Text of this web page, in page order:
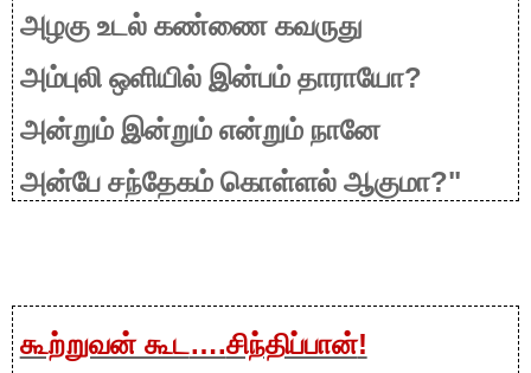
அழகு உடல் கண்ணை கவருது
அம்புலி ஒளியில் இன்பம் தாராயோ?
அன்றும் இன்றும் என்றும் நானே
அன்பே சந்தேகம் கொள்ளல் ஆகுமா?"
கூற்றுவன் கூட….சிந்திப்பான்!